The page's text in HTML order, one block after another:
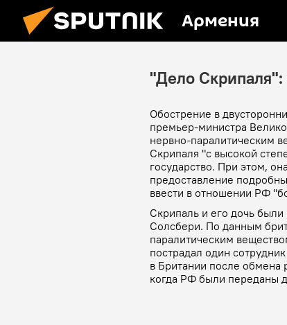
Армения
"Дело
Обострение в
премьер-министра
нервно-паралитическим
Скрипаля "с высокой
государство. При этом,
предоставление
ввести в отношении РФ
Скрипаль и его дочь
Солсбери. По данным
паралитическим
пострадал один
в Британии после
когда РФ были переданы